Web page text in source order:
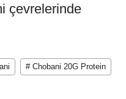
çevrelerinde
# Chobani 20G Protein